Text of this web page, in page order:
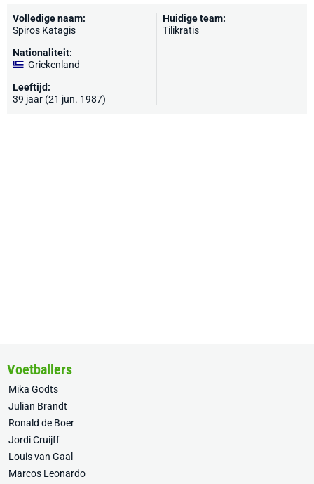
Volledige naam:
Spiros Katagis
Nationaliteit:
Griekenland
Leeftijd:
39 jaar (21 jun. 1987)
Huidige team:
Tilikratis
Voetballers
Mika Godts
Julian Brandt
Ronald de Boer
Jordi Cruijff
Louis van Gaal
Marcos Leonardo